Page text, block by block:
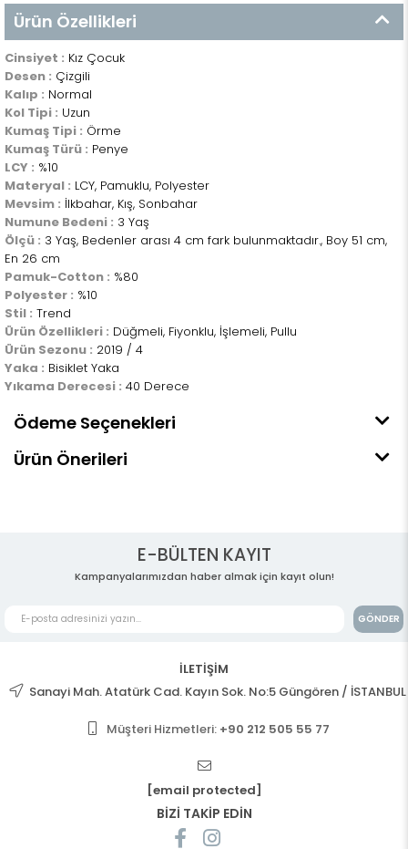
Ürün Özellikleri
Cinsiyet : Kız Çocuk
Desen : Çizgili
Kalıp : Normal
Kol Tipi : Uzun
Kumaş Tipi : Örme
Kumaş Türü : Penye
LCY : %10
Materyal : LCY, Pamuklu, Polyester
Mevsim : İlkbahar, Kış, Sonbahar
Numune Bedeni : 3 Yaş
Ölçü : 3 Yaş, Bedenler arası 4 cm fark bulunmaktadır., Boy 51 cm,
En 26 cm
Pamuk-Cotton : %80
Polyester : %10
Stil : Trend
Ürün Özellikleri : Düğmeli, Fiyonklu, İşlemeli, Pullu
Ürün Sezonu : 2019 / 4
Yaka : Bisiklet Yaka
Yıkama Derecesi : 40 Derece
Ödeme Seçenekleri
Ürün Önerileri
E-BÜLTEN KAYIT
Kampanyalarımızdan haber almak için kayıt olun!
GÖNDER
İLETİŞİM
Sanayi Mah. Atatürk Cad. Kayın Sok. No:5 Güngören / İSTANBUL
Müşteri Hizmetleri: +90 212 505 55 77
[email protected]
BİZİ TAKİP EDİN